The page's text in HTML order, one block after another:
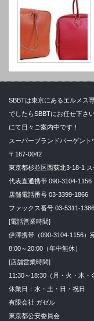
SBBTは東京にあるエルメス
でしたらSBBTにお任せ下さ
にて日々ご案内中です！
スーパーブランドバーゲント
〒167-0042
東京都杉並区西荻北3-18-1
代表直通携帯 090-3104-1156
店舗電話番号 03-3399-1866
ファックス番号 03-5311-1386
[電話営業時間]
伊澤携帯（090-3104-1156）
8:00～20:00（年中無休）
[店舗営業時間]
11:30～18:30（月・火・木・
休業日：水・土・日・祝日
有限会社 ガゼル
東京都公安委員会